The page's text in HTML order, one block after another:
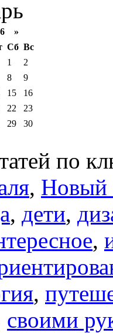
»
Сб Вс
1
2
8
9
15
16
22
23
29
30
по
, Новый
, дети,
,
,
своими